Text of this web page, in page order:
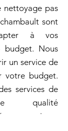
nettoyage pas
sont
à vos
budget. Nous
un service de
votre budget.
services de
qualité
avec soin et